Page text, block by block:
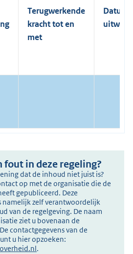
Terugwerkende
kracht tot en
met
Datum
fout in deze regeling?
dat de inhoud niet juist is?
op met de organisatie die de
gepubliceerd. Deze
namelijk zelf verantwoordelijk
van de regelgeving. De naam
ziet u bovenaan de
contactgegevens van de
u hier opzoeken:
.